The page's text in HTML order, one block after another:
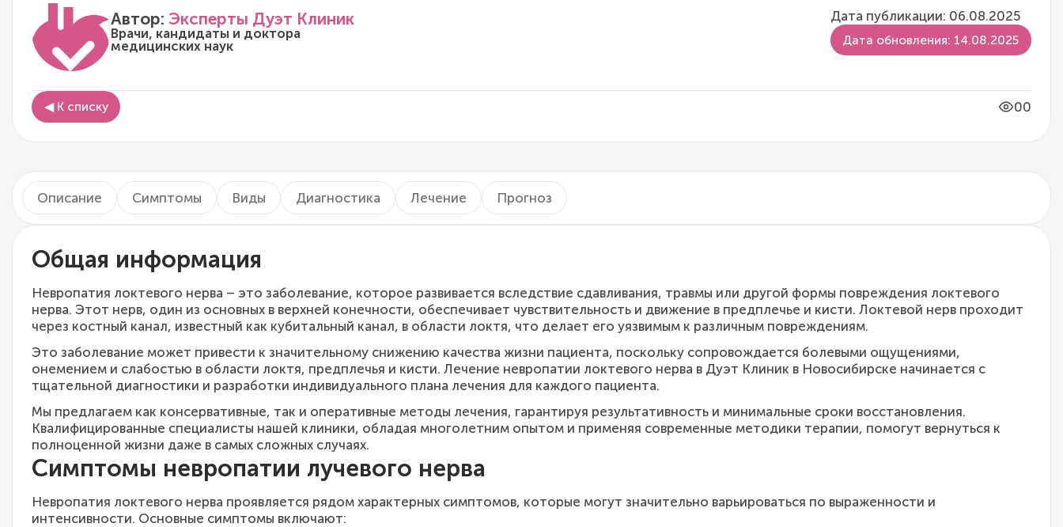
Автор: Эксперты Дуэт Клиник
Врачи, кандидаты и доктора
медицинских наук
Дата публикации: 06.08.2025
Дата обновления: 14.08.2025
◀ К списку 00
Описание Симптомы Виды Диагностика Лечение Прогноз
Общая информация
Невропатия локтевого нерва – это заболевание, которое развивается вследствие сдавливания, травмы или другой формы повреждения локтевого
нерва. Этот нерв, один из основных в верхней конечности, обеспечивает чувствительность и движение в предплечье и кисти. Локтевой нерв проходит
через костный канал, известный как кубитальный канал, в области локтя, что делает его уязвимым к различным повреждениям.
Это заболевание может привести к значительному снижению качества жизни пациента, поскольку сопровождается болевыми ощущениями,
онемением и слабостью в области локтя, предплечья и кисти. Лечение невропатии локтевого нерва в Дуэт Клиник в Новосибирске начинается с
тщательной диагностики и разработки индивидуального плана лечения для каждого пациента.
Мы предлагаем как консервативные, так и оперативные методы лечения, гарантируя результативность и минимальные сроки восстановления.
Квалифицированные специалисты нашей клиники, обладая многолетним опытом и применяя современные методики терапии, помогут вернуться к
полноценной жизни даже в самых сложных случаях.
Симптомы невропатии лучевого нерва
Невропатия локтевого нерва проявляется рядом характерных симптомов, которые могут значительно варьироваться по выраженности и
интенсивности. Основные симптомы включают: